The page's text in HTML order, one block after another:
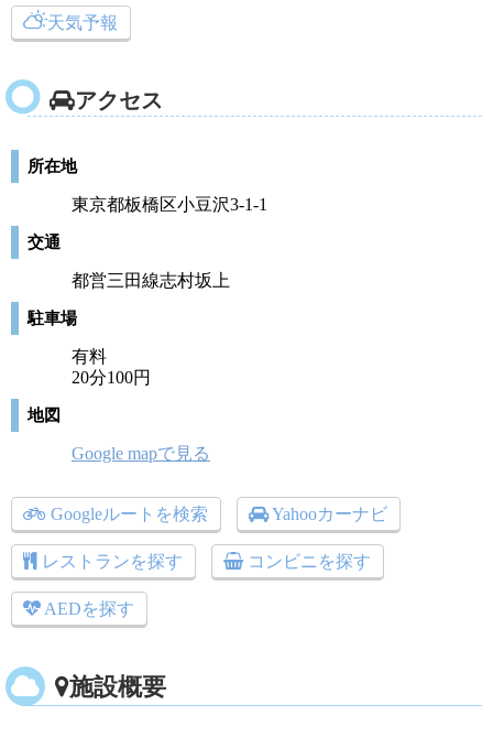
天気予報
アクセス
所在地
東京都板橋区小豆沢3-1-1
交通
都営三田線志村坂上
駐車場
有料
20分100円
地図
Google mapで見る
Googleルートを検索 Yahooカーナビ
レストランを探す コンビニを探す
AEDを探す
施設概要